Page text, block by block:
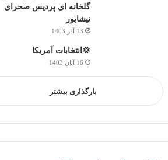
گلخانه ای پردیس صحرای
نیشابور
13 آذر 1403
💢انتخابات آمریکا
16 آبان 1403
بارگذاری بیشتر